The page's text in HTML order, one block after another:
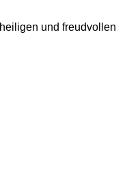
und freudvollen